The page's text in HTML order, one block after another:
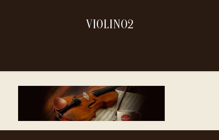
VIOLINO2